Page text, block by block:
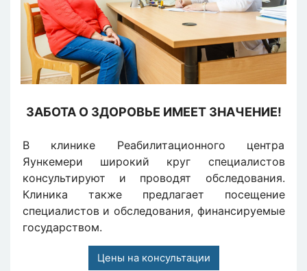
ЗАБОТА О ЗДОРОВЬЕ ИМЕЕТ ЗНАЧЕНИЕ!
В клинике Реабилитационного центра
Яункемери широкий круг специалистов
консультируют и проводят обследования.
Клиника также предлагает посещение
специалистов и обследования, финансируемые
государством.
Цены на консультации